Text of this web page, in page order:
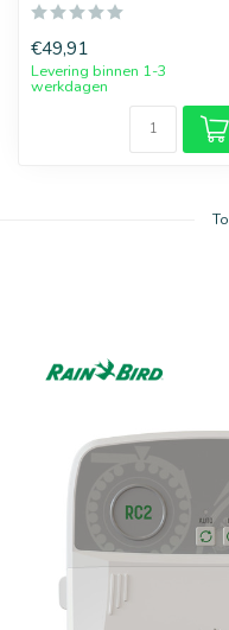
€49,91
Levering binnen 1-3
werkdagen